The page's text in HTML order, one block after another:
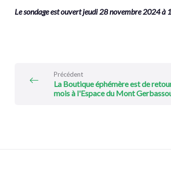
Le sondage est ouvert jeudi 28 novembre 2024 à
Précédent
La Boutique éphémère est de
mois à l'Espace du Mont